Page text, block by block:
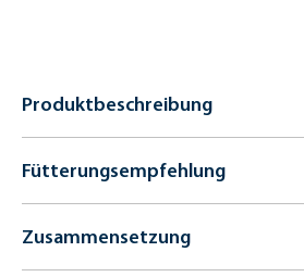
Produktbeschreibung
Fütterungsempfehlung
Zusammensetzung